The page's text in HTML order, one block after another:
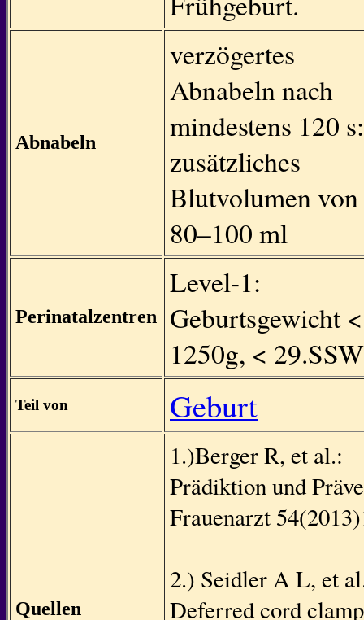
Abnabeln
verzögertes
Abnabeln nach
mindestens 120 s:
zusätzliches
Blutvolumen von
80–100 ml
Perinatalzentren
Level-1:
Geburtsgewicht <
1250g, < 29.SSW
Teil von Geburt
Quellen
1.)Berger R, et al.:
Prädiktion und
Frauenarzt
2.) Seidler A L, et
Deferred cord